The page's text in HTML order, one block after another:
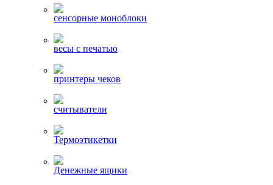
сенсорные моноблоки
весы с печатью
принтеры чеков
считыватели
Термоэтикетки
Денежные ящики